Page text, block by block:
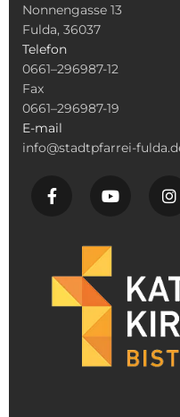
Nonnengasse 13
Fulda, 36037
Telefon
0661–296987-12
Fax
0661–296987-19
E-mail
info@stadtpfarrei-